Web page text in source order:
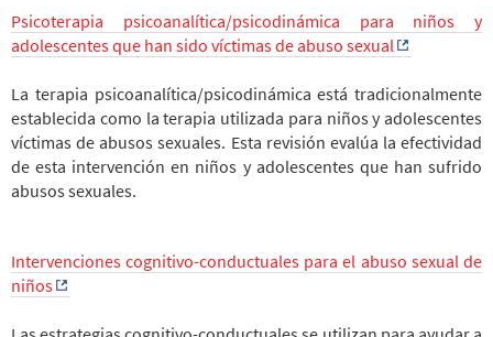
Psicoterapia psicoanalítica/psicodinámica para niños y
adolescentes que han sido víctimas de abuso sexual
La terapia psicoanalítica/psicodinámica está tradicionalmente
establecida como la terapia utilizada para niños y adolescentes
víctimas de abusos sexuales. Esta revisión evalúa la efectividad
de esta intervención en niños y adolescentes que han sufrido
abusos sexuales.
Intervenciones cognitivo-conductuales para el abuso sexual de
niños